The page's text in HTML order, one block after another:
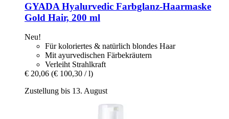
GYADA Hyalurvedic Farbglanz-​Haarmaske
Gold Hair, 200 ml
Neu!
Für koloriertes & natürlich blondes Haar
Mit ayurvedischen Färbekräutern
Verleiht Strahlkraft
€ 20,06 (€ 100,30 / l)
Zustellung bis 13. August